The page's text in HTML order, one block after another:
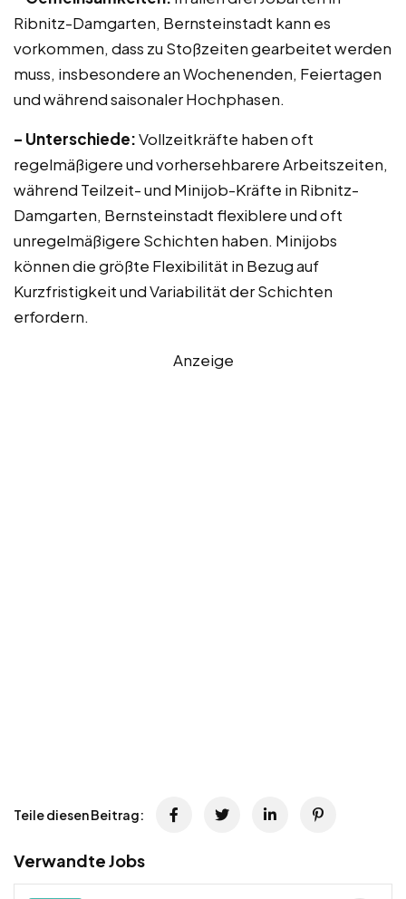
Ribnitz-Damgarten, Bernsteinstadt kann es
vorkommen, dass zu Stoßzeiten gearbeitet werden
muss, insbesondere an Wochenenden, Feiertagen
und während saisonaler Hochphasen.
– Unterschiede:Vollzeitkräfte haben oft
regelmäßigere und vorhersehbarere Arbeitszeiten,
während Teilzeit- und Minijob-Kräfte in Ribnitz-
Damgarten, Bernsteinstadt flexiblere und oft
unregelmäßigere Schichten haben. Minijobs
können die größte Flexibilität in Bezug auf
Kurzfristigkeit und Variabilität der Schichten
erfordern.
Anzeige
Teile diesen Beitrag:
Verwandte Jobs